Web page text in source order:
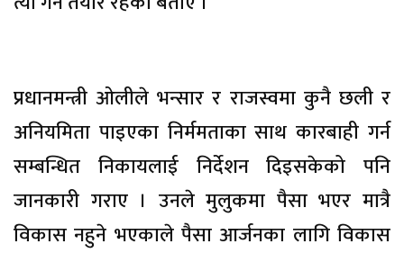
प्रधानमन्त्री ओलीले भन्सार र राजस्वमा कुनै छली र
अनियमिता पाइएका निर्ममताका साथ कारबाही गर्न
सम्बन्धित निकायलाई निर्देशन दिइसकेको पनि
जानकारी गराए । उनले मुलुकमा पैसा भएर मात्रै
विकास नहुने भएकाले पैसा आर्जनका लागि विकास